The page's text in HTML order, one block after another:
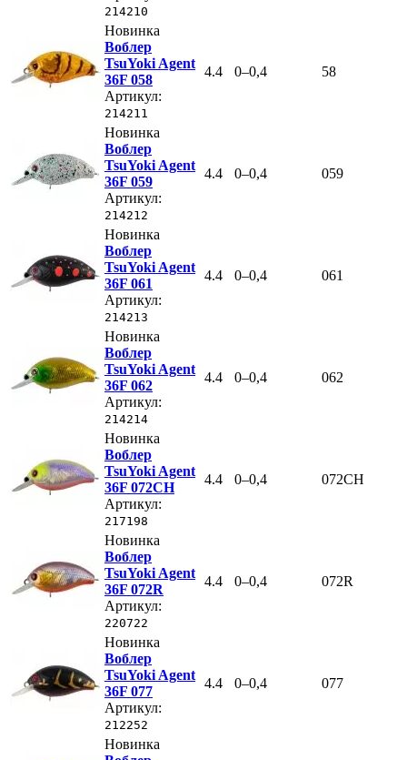
214210
Новинка
Воблер
TsuYoki Agent
36F 058
Артикул:
214211
4.4 0–0,4 58
Новинка
Воблер
TsuYoki Agent
36F 059
Артикул:
214212
4.4 0–0,4 059
Новинка
Воблер
TsuYoki Agent
36F 061
Артикул:
214213
4.4 0–0,4 061
Новинка
Воблер
TsuYoki Agent
36F 062
Артикул:
214214
4.4 0–0,4 062
Новинка
Воблер
TsuYoki Agent
36F 072CH
Артикул:
217198
4.4 0–0,4 072CH
Новинка
Воблер
TsuYoki Agent
36F 072R
Артикул:
220722
4.4 0–0,4 072R
Новинка
Воблер
TsuYoki Agent
36F 077
Артикул:
212252
4.4 0–0,4 077
Новинка